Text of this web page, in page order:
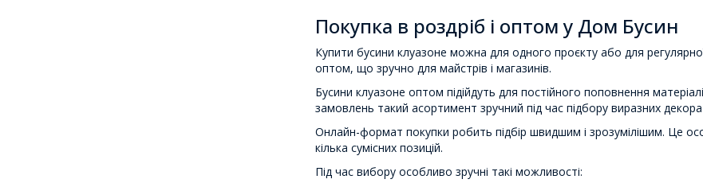
Покупка в роздріб і оптом у Дом Бусин
Купити бусини клуазоне можна для одного проєкту або для
оптом, що зручно для майстрів і магазинів.
Бусини клуазоне оптом підійдуть для постійного поповнення
замовлень такий асортимент зручний під час підбору виразних
Онлайн-формат покупки робить підбір швидшим і зрозумілішим. Це
кілька сумісних позицій.
Під час вибору особливо зручні такі можливості: